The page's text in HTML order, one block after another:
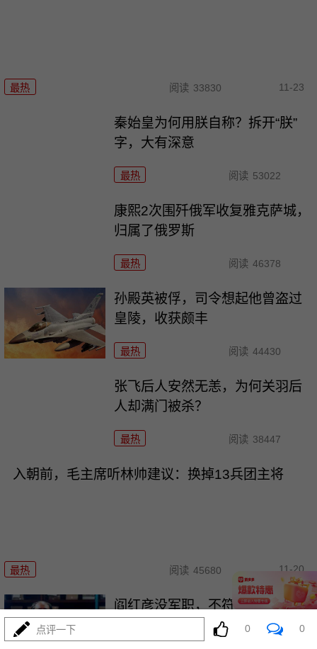
最热 阅读 33830 11-23
秦始皇为何用朕自称？拆开“朕”
字，大有深意
最热 阅读 53022
康熙2次围歼俄军收复雅克萨城，
归属了俄罗斯
最热 阅读 46378
孙殿英被俘，司令想起他曾盗过
皇陵，收获颇丰
最热 阅读 44430
张飞后人安然无恙，为何关羽后
人却满门被杀？
最热 阅读 38447
入朝前，毛主席听林帅建议：换掉13兵团主将
最热 阅读 45680 11-20
阎红彦没军职，不符授衔条件，
点评一下 0 0